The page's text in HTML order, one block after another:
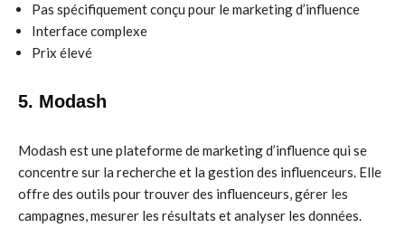
Pas spécifiquement conçu pour le marketing d’influence
Interface complexe
Prix élevé
5. Modash
Modash est une plateforme de marketing d’influence qui se
concentre sur la recherche et la gestion des influenceurs. Elle
offre des outils pour trouver des influenceurs, gérer les
campagnes, mesurer les résultats et analyser les données.